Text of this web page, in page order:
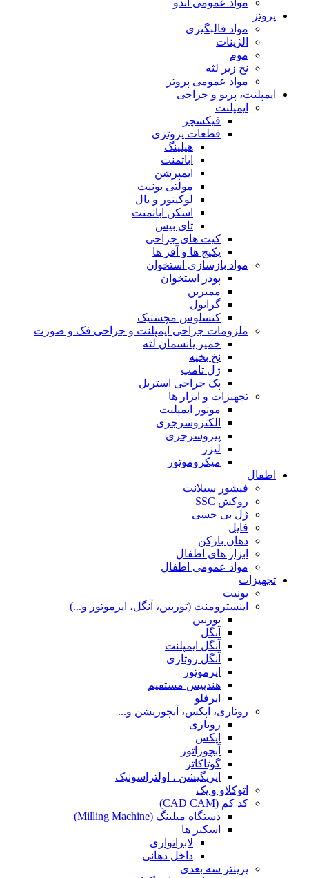
مواد عمومی اندو
پروتز
مواد قالبگیری
الژینات
موم
نخ زیر لثه
مواد عمومی پروتز
ایمپلنت، پریو و جراحی
ایمپلنت
فیکسچر
قطعات پروتزی
هیلینگ
اباتمنت
ایمپرشن
مولتی یونیت
لوکیتور و بال
اسکن اباتمنت
تای بیس
کیت های جراحی
پکیج ها و آفر ها
مواد بازسازی استخوان
پودر استخوان
ممبرین
گرانول
کنسلوس مچستیک
ملزومات جراحی ایمپلنت و جراحی فک و صورت
خمیر پانسمان لثه
نخ بخیه
ژل تامپ
پک جراحی استریل
تجهیزات و ابزار ها
موتور ایمپلنت
الکتروسرجری
پیزوسرجری
لیزر
میکروموتور
اطفال
فیشور سیلانت
روکش SSC
ژل بی حسی
فایل
دهان بازکن
ابزار های اطفال
مواد عمومی اطفال
تجهیزات
یونیت
اینسترومنت (توربین، آنگل، ایرموتور و...)
توربین
آنگل
آنگل ایمپلنت
آنگل روتاری
ایرموتور
هندپیس مستقیم
ایرفلو
روتاری، اپکس، آبچوریشن و...
روتاری
اپکس
آبچوراتور
گوتاکاتر
ایریگیشن ، اولتراسونیک
اتوکلاو و پک
کد کم (CAD CAM)
دستگاه میلینگ (Milling Machine)
اسکنر ها
لابراتواری
داخل دهانی
پرینتر سه بعدی